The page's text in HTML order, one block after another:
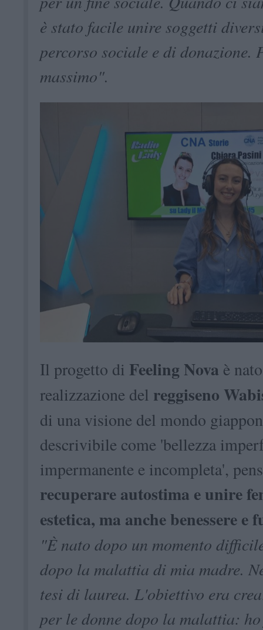
è stato facile unire soggetti
percorso sociale e di donazione.
massimo".
Il progetto di Feeling Nova è
realizzazione del reggiseno
di una visione del mondo
descrivibile come 'bellezza
impermanente e incompleta',
recuperare autostima e unire
estetica, ma anche benessere e
"È nato dopo un momento
dopo la malattia di mia madre.
tesi di laurea. L'obiettivo era
per le donne dopo la malattia: